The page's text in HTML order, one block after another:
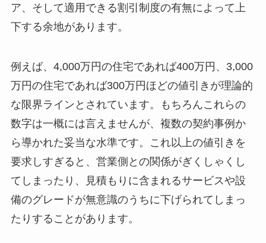
ア、そして適用できる割引制度の有無によって上
下する余地があります。
例えば、4,000万円の住宅であれば400万円、3,000
万円の住宅であれば300万円ほどの値引きが理論的
な限界ラインとされています。もちろんこれらの
数字は一概には言えませんが、複数の契約事例か
ら導かれた妥当な水準です。これ以上の値引きを
要求しすぎると、営業側との関係がぎくしゃくし
てしまったり、見積もりに含まれるサービスや設
備のグレードが無意識のうちに下げられてしまっ
たりすることがあります。